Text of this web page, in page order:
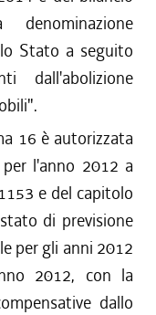
Stato a seguito
dall'abolizione
16 è autorizzata
l'anno 2012 a
e del capitolo
di previsione
per gli anni 2012
2012, con la
dallo